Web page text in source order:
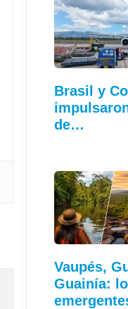
Brasil y
de…
Vaupés,
Guainía: